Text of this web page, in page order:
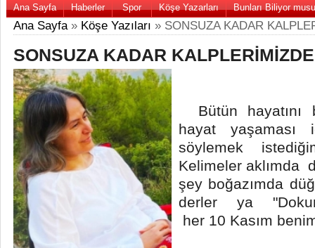
Ana Sayfa Haberler Spor Köşe Yazarları Bunları Biliyor
Ana Sayfa» Köşe Yazıları » SONSUZA KADAR
SONSUZA KADAR KALPLERİMİZDE
Bütün
hayat yaşaması
söylemek
Kelimeler aklımda
şey boğazımda
derler ya
her 10 Kasım